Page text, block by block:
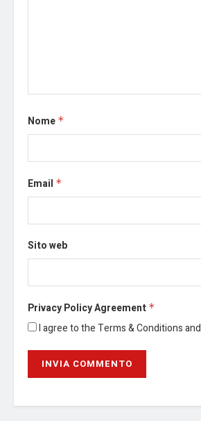
Nome *
Email *
Sito web
Privacy Policy Agreement *
I agree to the Terms & Conditions and